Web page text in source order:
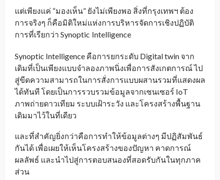
แต่เพียงแค่ “มองเห็น” ยังไม่เพียงพอ สิ่งที่กรุงเทพฯ ต้อง
การจริงๆ ก็คือมิติใหม่แห่งการบริหารจัดการเชิงปฏิบัติ
การที่เรียกว่า Synoptic Intelligence
Synoptic Intelligence คือการยกระดับ Digital twin จาก
เดิมที่เป็นเพียงแบบจำลองภาพนิ่งเพื่อการสังเกตการณ์ ไป
สู่ขีดความสามารถในการสั่งการแบบผสานรวมที่แสดงผล
ได้ทันที โดยเป็นการรวบรวมข้อมูลจากเซนเซอร์ IoT
ภาพถ่ายดาวเทียม ระบบเฝ้าระวัง และโครงสร้างพื้นฐาน
เดิมมาไว้ในที่เดียว
และที่สำคัญยิ่งกว่าคือการทำให้ข้อมูลต่างๆ มีปฏิสัมพันธ์
กันได้ เพื่อเผยให้เห็นโครงสร้างของปัญหา คาดการณ์
ผลลัพธ์ และนำไปสู่การตอบสนองที่สอดรับกันในทุกภาค
ส่วน